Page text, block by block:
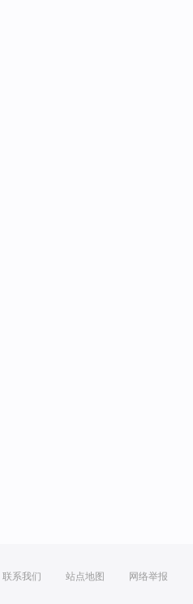
联系我们 站点地图 网络举报